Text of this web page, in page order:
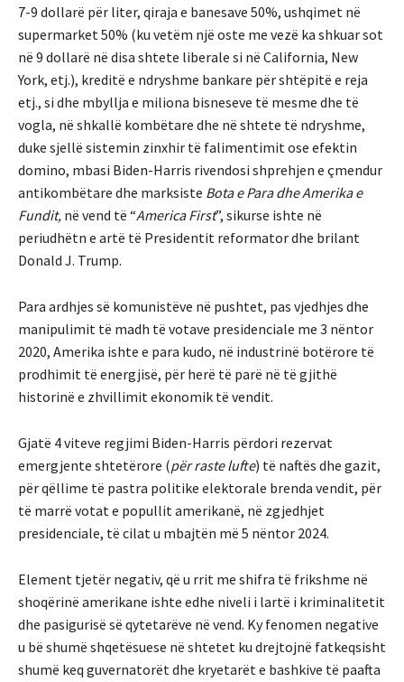
7-9 dollarë për liter, qiraja e banesave 50%, ushqimet në
supermarket 50% (ku vetëm një oste me vezë ka shkuar sot
në 9 dollarë në disa shtete liberale si në California, New
York, etj.), kreditë e ndryshme bankare për shtëpitë e reja
etj., si dhe mbyllja e miliona bisneseve të mesme dhe të
vogla, në shkallë kombëtare dhe në shtete të ndryshme,
duke sjellë sistemin zinxhir të falimentimit ose efektin
domino, mbasi Biden-Harris rivendosi shprehjen e çmendur
antikombëtare dhe marksiste Bota e Para dhe Amerika e
Fundit, në vend të “America First”, sikurse ishte në
periudhëtn e artë të Presidentit reformator dhe brilant
Donald J. Trump.
Para ardhjes së komunistëve në pushtet, pas vjedhjes dhe
manipulimit të madh të votave presidenciale me 3 nëntor
2020, Amerika ishte e para kudo, në industrinë botërore të
prodhimit të energjisë, për herë të parë në të gjithë
historinë e zhvillimit ekonomik të vendit.
Gjatë 4 viteve regjimi Biden-Harris përdori rezervat
emergjente shtetërore (për raste lufte) të naftës dhe gazit,
për qëllime të pastra politike elektorale brenda vendit, për
të marrë votat e popullit amerikanë, në zgjedhjet
presidenciale, të cilat u mbajtën më 5 nëntor 2024.
Element tjetër negativ, që u rrit me shifra të frikshme në
shoqërinë amerikane ishte edhe niveli i lartë i kriminalitetit
dhe pasigurisë së qytetarëve në vend. Ky fenomen negative
u bë shumë shqetësuese në shtetet ku drejtojnë fatkeqsisht
shumë keq guvernatorët dhe kryetarët e bashkive të paafta